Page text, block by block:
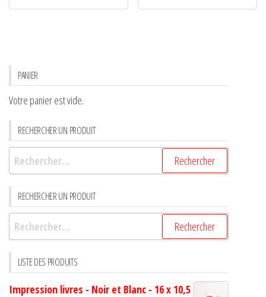
PANIER
Votre panier est vide.
RECHERCHER UN PRODUIT
RECHERCHER UN PRODUIT
LISTE DES PRODUITS
Impression livres - Noir et Blanc - 16 x 10,5